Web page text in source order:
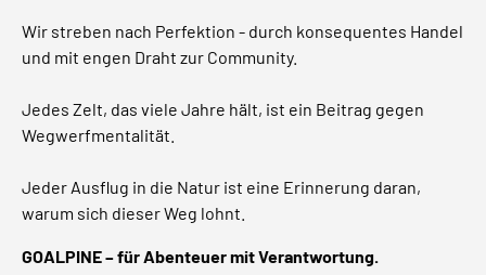
Wir streben nach Perfektion - durch konsequentes Handel
und mit engen Draht zur Community.
Jedes Zelt, das viele Jahre hält, ist ein Beitrag gegen
Wegwerfmentalität.
Jeder Ausflug in die Natur ist eine Erinnerung daran,
warum sich dieser Weg lohnt.
GOALPINE – für Abenteuer mit Verantwortung.